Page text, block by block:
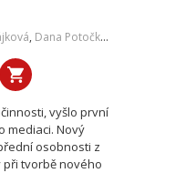
, Dana Potočková
vyšlo první
mediaci. Nový
osobnosti z
tvorbě nového